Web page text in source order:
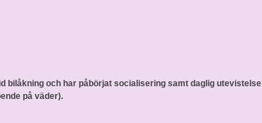
bilåkning och har påbörjat socialisering samt daglig utevistelse
på väder).